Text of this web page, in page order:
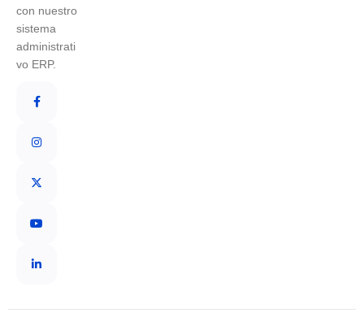
con nuestro
sistema
administrati
vo ERP.